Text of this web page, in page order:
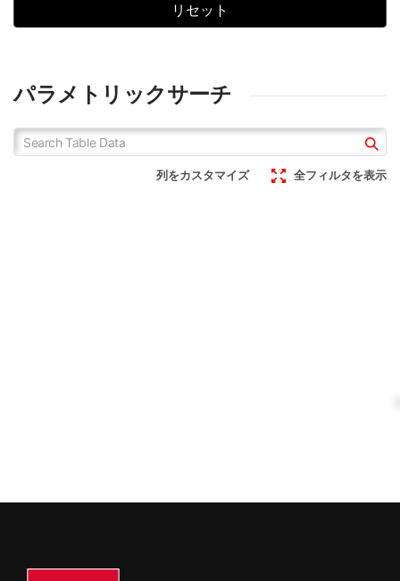
リセット
パラメトリックサーチ
列をカスタマイズ 全フィルタを表示